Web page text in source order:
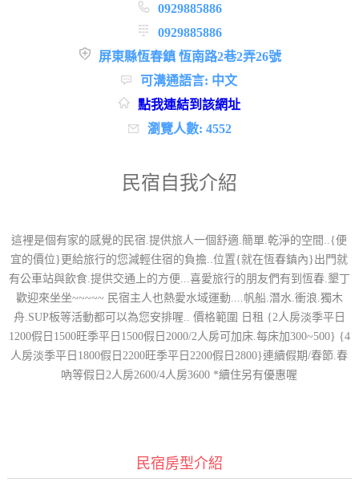
0929885886
0929885886
屏東縣恆春鎮 恆南路2巷2弄26號
可溝通語言: 中文
點我連結到該網址
瀏覽人數: 4552
民宿自我介紹
這裡是個有家的感覺的民宿.提供旅人一個舒適.簡單.乾淨的空間..{便
宜的價位}更給旅行的您減輕住宿的負擔..位置{就在恆春鎮內}出門就
有公車站與飲食.提供交通上的方便...喜愛旅行的朋友們有到恆春.墾丁
歡迎來坐坐~~~~~ 民宿主人也熱愛水域運動....帆船.潛水.衝浪.獨木
舟.SUP板等活動都可以為您安排喔.. 價格範圍 日租 {2人房淡季平日
1200假日1500旺季平日1500假日2000/2人房可加床.每床加300~500} {4
人房淡季平日1800假日2200旺季平日2200假日2800}連續假期/春節.春
吶等假日2人房2600/4人房3600 *續住另有優惠喔
民宿房型介紹